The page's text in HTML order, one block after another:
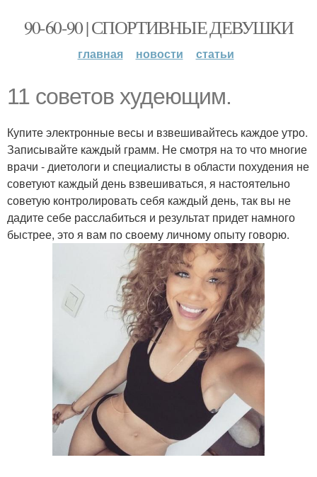
90-60-90 | СПОРТИВНЫЕ ДЕВУШКИ
главная новости статьи
11 советов худеющим.
Купите электронные весы и взвешивайтесь каждое утро.
Записывайте каждый грамм. Не смотря на то что многие
врачи - диетологи и специалисты в области похудения не
советуют каждый день взвешиваться, я настоятельно
советую контролировать себя каждый день, так вы не
дадите себе расслабиться и результат придет намного
быстрее, это я вам по своему личному опыту говорю.